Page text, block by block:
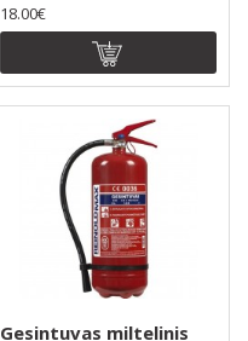
18.00€
Gesintuvas miltelinis